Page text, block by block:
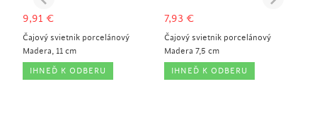
9,91 €
Čajový svietnik porcelánový
Madera, 11 cm
IHNEĎ K ODBERU
7,93 €
Čajový svietnik porcelánový
Madera 7,5 cm
IHNEĎ K ODBERU